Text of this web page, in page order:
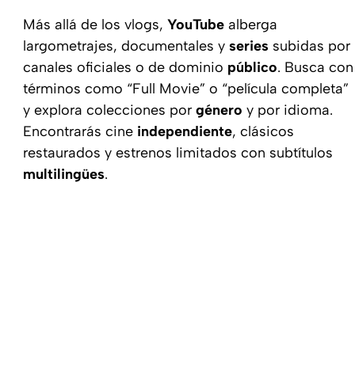
Más allá de los vlogs, YouTube alberga
largometrajes, documentales y series subidas por
canales oficiales o de dominio público. Busca con
términos como “Full Movie” o “película completa”
y explora colecciones por género y por idioma.
Encontrarás cine independiente, clásicos
restaurados y estrenos limitados con subtítulos
multilingües.